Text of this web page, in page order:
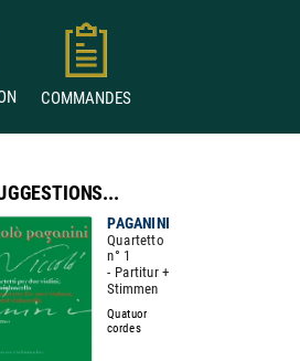
COMMANDES
PAGANINI
Quartetto
n° 1
- Partitur +
Stimmen
Quatuor
cordes